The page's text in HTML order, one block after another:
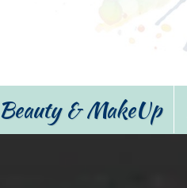
Beauty & MakeUp